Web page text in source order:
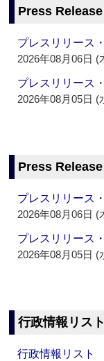
Press
プレスリリース
2026年08月06日 (
プレスリリース
2026年08月05日 (
Press
プレスリリース
2026年08月06日 (
プレスリリース
2026年08月05日 (
行政情報リスト
行政情報リスト